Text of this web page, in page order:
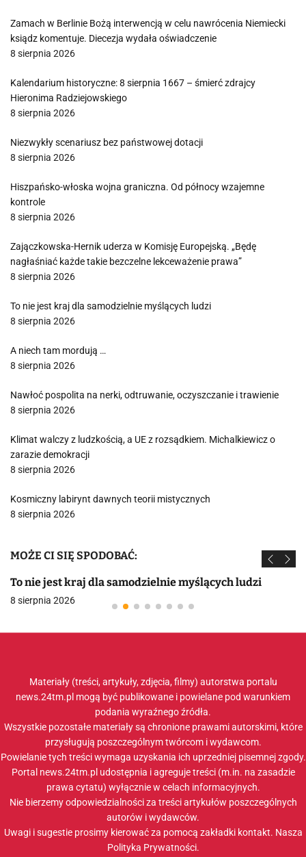
Zamach w Berlinie Bożą interwencją w celu nawrócenia Niemiecki
ksiądz komentuje. Diecezja wydała oświadczenie
8 sierpnia 2026
Kalendarium historyczne: 8 sierpnia 1667 – śmierć zdrajcy
Hieronima Radziejowskiego
8 sierpnia 2026
Niezwykły scenariusz bez państwowej dotacji
8 sierpnia 2026
Hiszpańsko-włoska wojna graniczna. Od północy wzajemne
kontrole
8 sierpnia 2026
Zajączkowska-Hernik uderza w Komisję Europejską. „Będę
nagłaśniać każde takie bezczelne lekceważenie prawa”
8 sierpnia 2026
To nie jest kraj dla samodzielnie myślących ludzi
8 sierpnia 2026
A niech tam mordują …
8 sierpnia 2026
Nawłoć pospolita na nerki, odtruwanie, oczyszczanie i trawienie
8 sierpnia 2026
Klimat walczy z ludzkością, a UE z rozsądkiem. Michalkiewicz o
zarazie demokracji
8 sierpnia 2026
Kosmiczny labirynt dawnych teorii mistycznych
8 sierpnia 2026
MOŻE CI SIĘ SPODOBAĆ:
To nie jest kraj dla samodzielnie myślących ludzi
8 sierpnia 2026
Materiały (treści, artykuły, zdjęcia, filmy) autorstwa portalu
news.24tm.pl mogą być publikowane i powielane pod warunkiem
podania wyraźnego źródła.
Wszystkie pozostałe materiały są chronione prawami autorskimi, które
przysługują poszczególnym twórcom i wydawcom.
Powielanie tych treści wymaga uzyskania ich uprzedniej pisemnej zgody.
Portal news.24tm.pl udostępnia i agreguje treści (m.in. na zasadzie
prawa cytatu) wyłącznie w celach informacyjnych.
Nie bierzemy odpowiedzialności za treści artykułów poszczególnych
autorów i wydawców.
Uwagi i sugestie prosimy kierować za pomocą zakładki kontakt. Nasza
Polityka Prywatności.